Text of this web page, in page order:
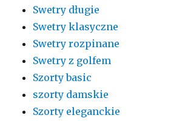
Swetry długie
Swetry klasyczne
Swetry rozpinane
Swetry z golfem
Szorty basic
szorty damskie
Szorty eleganckie